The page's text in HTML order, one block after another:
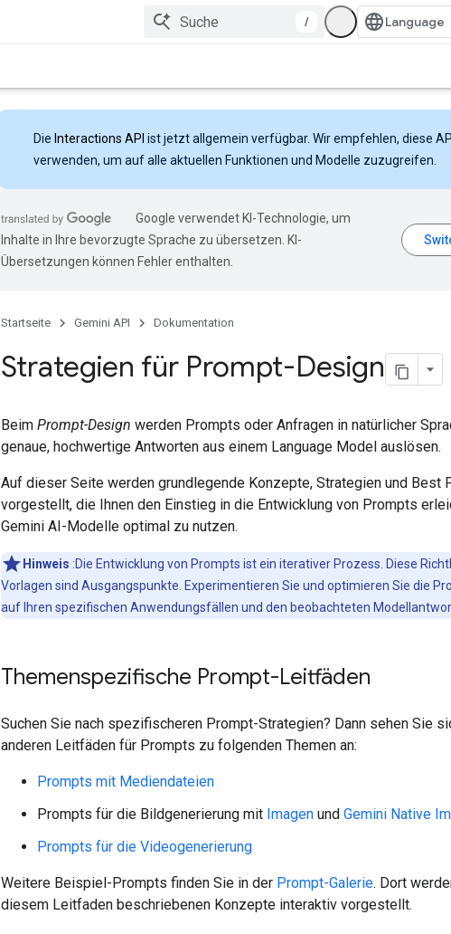
/
Die Interactions API ist jetzt allgemein verfügbar. Wir empfehlen, diese
verwenden, um auf alle aktuellen Funktionen und Modelle zuzugreifen.
Google verwendet KI-Technologie, um
Inhalte in Ihre bevorzugte Sprache zu übersetzen. KI-
Übersetzungen können Fehler enthalten.
Startseite Gemini API Dokumentation
Strategien für Prompt-Design
Beim Prompt-Design werden Prompts oder Anfragen in natürlicher
genaue, hochwertige Antworten aus einem Language Model auslösen.
Auf dieser Seite werden grundlegende Konzepte, Strategien und Best
vorgestellt, die Ihnen den Einstieg in die Entwicklung von Prompts
Gemini AI-Modelle optimal zu nutzen.
Hinweis :Die Entwicklung von Prompts ist ein iterativer Prozess. Diese
Vorlagen sind Ausgangspunkte. Experimentieren Sie und optimieren Sie die
auf Ihren spezifischen Anwendungsfällen und den beobachteten
Themenspezifische Prompt-Leitfäden
Suchen Sie nach spezifischeren Prompt-Strategien? Dann sehen Sie
anderen Leitfäden für Prompts zu folgenden Themen an:
Prompts mit Mediendateien
Prompts für die Bildgenerierung mit Imagen und Gemini Native
Prompts für die Videogenerierung
Weitere Beispiel-Prompts finden Sie in der Prompt-Galerie. Dort
diesem Leitfaden beschriebenen Konzepte interaktiv vorgestellt.